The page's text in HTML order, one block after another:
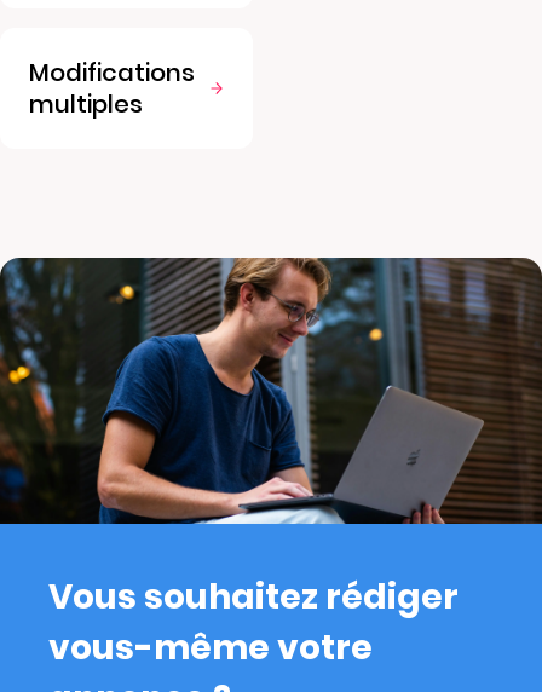
Modifications
multiples
Vous souhaitez rédiger
vous-même votre